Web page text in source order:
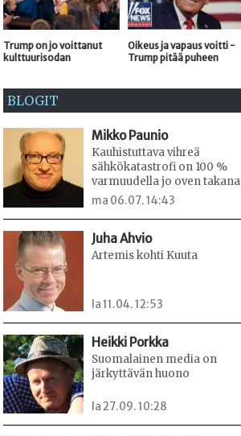
Trump on jo voittanut
kulttuurisodan
Oikeus ja vapaus voitti -
Trump pitää puheen
BLOGIT
Mikko Paunio
Kauhistuttava vihreä
sähkökatastrofi on 100 %
varmuudella jo oven takana
ma 06.07. 14:43
Juha Ahvio
Artemis kohti Kuuta
la 11.04. 12:53
Heikki Porkka
Suomalainen media on
järkyttävän huono
la 27.09. 10:28